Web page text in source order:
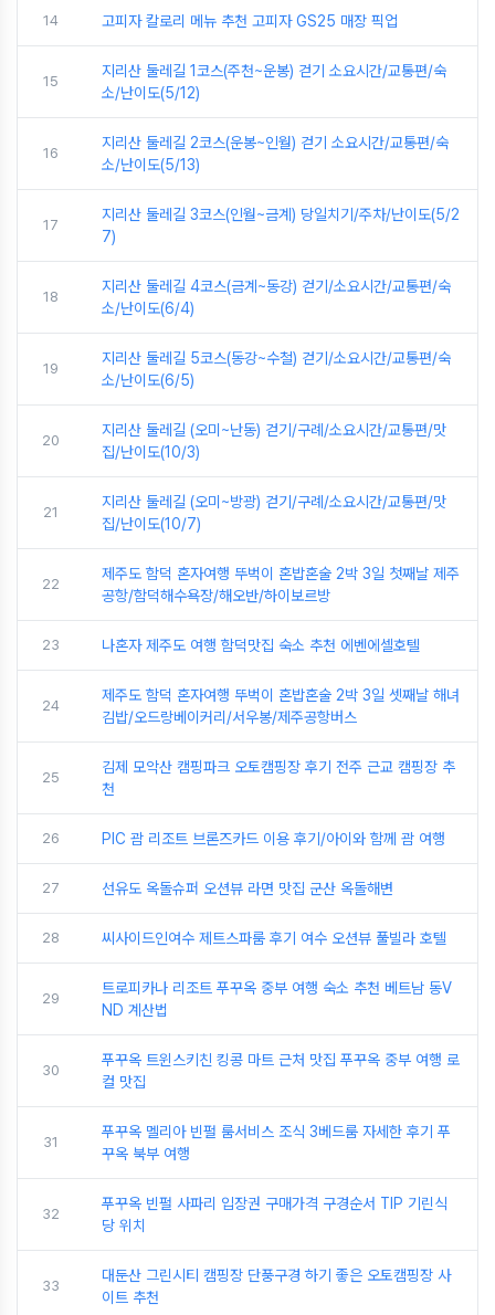
14 고피자 칼로리 메뉴 추천 고피자 GS25 매장 픽업
15
지리산 둘레길 1코스(주천~운봉) 걷기 소요시간/교통편/숙
소/난이도(5/12)
16
지리산 둘레길 2코스(운봉~인월) 걷기 소요시간/교통편/숙
소/난이도(5/13)
17
지리산 둘레길 3코스(인월~금계) 당일치기/주차/난이도(5/2
7)
18
지리산 둘레길 4코스(금계~동강) 걷기/소요시간/교통편/숙
소/난이도(6/4)
19
지리산 둘레길 5코스(동강~수철) 걷기/소요시간/교통편/숙
소/난이도(6/5)
20
지리산 둘레길 (오미~난동) 걷기/구례/소요시간/교통편/맛
집/난이도(10/3)
21
지리산 둘레길 (오미~방광) 걷기/구례/소요시간/교통편/맛
집/난이도(10/7)
22
제주도 함덕 혼자여행 뚜벅이 혼밥혼술 2박 3일 첫째날 제주
공항/함덕해수욕장/해오반/하이보르방
23 나혼자 제주도 여행 함덕맛집 숙소 추천 에벤에셀호텔
24
제주도 함덕 혼자여행 뚜벅이 혼밥혼술 2박 3일 셋째날 해녀
김밥/오드랑베이커리/서우봉/제주공항버스
25
김제 모악산 캠핑파크 오토캠핑장 후기 전주 근교 캠핑장 추
천
26 PIC 괌 리조트 브론즈카드 이용 후기/아이와 함께 괌 여행
27 선유도 옥돌슈퍼 오션뷰 라면 맛집 군산 옥돌해변
28 씨사이드인여수 제트스파룸 후기 여수 오션뷰 풀빌라 호텔
29
트로피카나 리조트 푸꾸옥 중부 여행 숙소 추천 베트남 동V
ND 계산법
30
푸꾸옥 트윈스키친 킹콩 마트 근처 맛집 푸꾸옥 중부 여행 로
컬 맛집
31
푸꾸옥 멜리아 빈펄 룸서비스 조식 3베드룸 자세한 후기 푸
꾸옥 북부 여행
32
푸꾸옥 빈펄 사파리 입장권 구매가격 구경순서 TIP 기린식
당 위치
33
대둔산 그린시티 캠핑장 단풍구경 하기 좋은 오토캠핑장 사
이트 추천